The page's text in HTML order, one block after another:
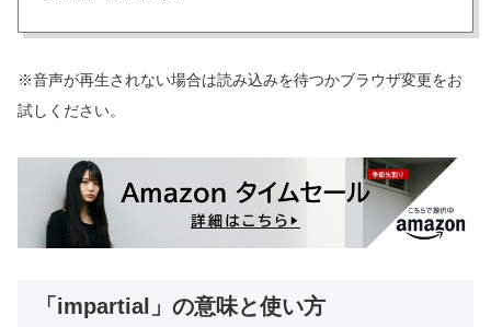
※音声が再生されない場合は読み込みを待つかブラウザ変更をお
試しください。
「impartial」の意味と使い方